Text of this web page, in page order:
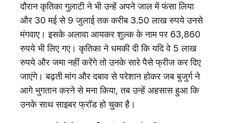
दौरान कृतिका गुलाटी ने भी उन्हें अपने जाल में फंसा लिया
और 30 मई से 9 जुलाई तक करीब 3.50 लाख रुपये उनसे
मंगवाए। इसके अलावा आयकर शुल्क के नाम पर 63,860
रुपये भी लिए गए। कृतिका ने धमकी दी कि यदि वे 5 लाख
रुपये और जमा नहीं करेंगे तो उनके सारे पैसे फ्रीज कर दिए
जाएंगे। बढ़ती मांग और दबाव से परेशान होकर जब बुजुर्ग ने
आगे भुगतान करने से मना किया, तब उन्हें अहसास हुआ कि
उनके साथ साइबर फ्रॉड हो चुका है।